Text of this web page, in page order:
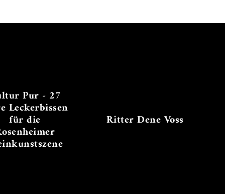
Pur - 27
Leckerbissen
für die Ritter Dene Voss